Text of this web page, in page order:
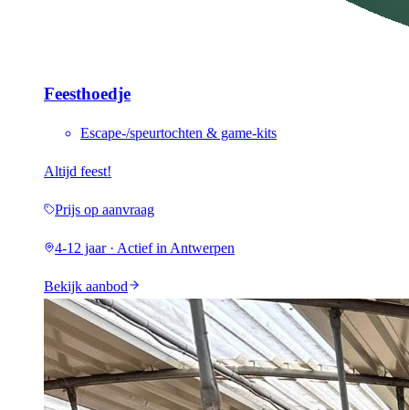
Feesthoedje
Escape-/speurtochten & game-kits
Altijd feest!
Prijs op aanvraag
4-12 jaar · Actief in Antwerpen
Bekijk aanbod